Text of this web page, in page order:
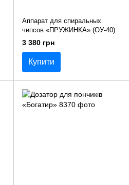
Аппарат для спиральных
чипсов «ПРУЖИНКА» (ОУ-40)
3 380 грн
Купити